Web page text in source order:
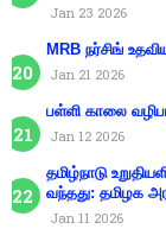
Jan 23 2026
MRB நர்சிங்
Jan 21 2026
பள்ளி காலை
Jan 12 2026
தமிழ்நாடு
வந்தது: தமிழக
Jan 11 2026